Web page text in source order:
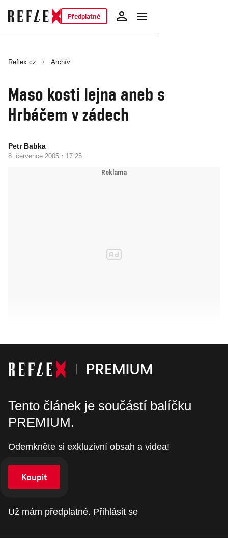
Předplatné
Reflex.cz Archív
Maso kosti lejna aneb s
Hrbáčem v zádech
Petr Babka
8. července 2005 · 17:25
Tento článek je součástí balíčku
PREMIUM.
Odemkněte si exkluzivní obsah a videa!
Koupit
Už mám předplatné. Přihlásit se